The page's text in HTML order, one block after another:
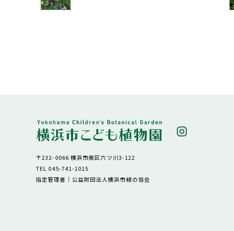
〒232-0066 横浜市南区六ツ川3-122
TEL 045-741-1015
指定管理者｜公益財団法人横浜市緑の協会